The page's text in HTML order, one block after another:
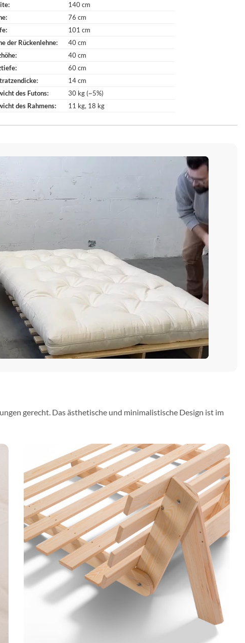
140 cm
76 cm
101 cm
der Rückenlehne
40 cm
40 cm
60 cm
14 cm
des Futons
30 kg (~5%)
des Rahmens
11 kg 18 kg
gerecht. Das ästhetische und minimalistische Design ist im